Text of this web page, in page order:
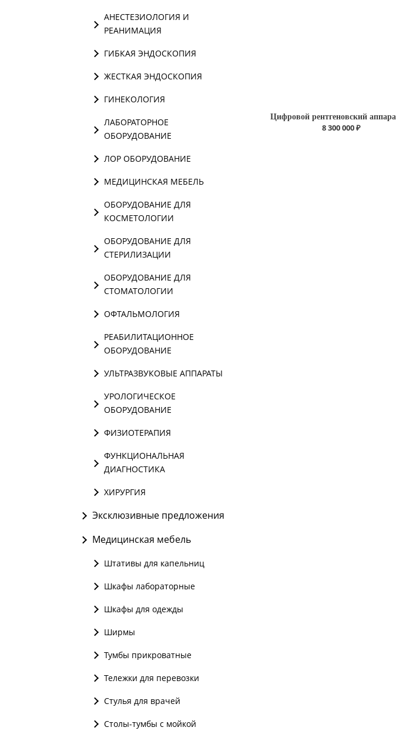
АНЕСТЕЗИОЛОГИЯ И
РЕАНИМАЦИЯ
ГИБКАЯ ЭНДОСКОПИЯ
ЖЕСТКАЯ ЭНДОСКОПИЯ
ГИНЕКОЛОГИЯ
ЛАБОРАТОРНОЕ
ОБОРУДОВАНИЕ
ЛОР ОБОРУДОВАНИЕ
МЕДИЦИНСКАЯ МЕБЕЛЬ
ОБОРУДОВАНИЕ ДЛЯ
КОСМЕТОЛОГИИ
ОБОРУДОВАНИЕ ДЛЯ
СТЕРИЛИЗАЦИИ
ОБОРУДОВАНИЕ ДЛЯ
СТОМАТОЛОГИИ
ОФТАЛЬМОЛОГИЯ
РЕАБИЛИТАЦИОННОЕ
ОБОРУДОВАНИЕ
УЛЬТРАЗВУКОВЫЕ АППАРАТЫ
УРОЛОГИЧЕСКОЕ
ОБОРУДОВАНИЕ
ФИЗИОТЕРАПИЯ
ФУНКЦИОНАЛЬНАЯ
ДИАГНОСТИКА
ХИРУРГИЯ
Эксклюзивные предложения
Медицинская мебель
Штативы для капельниц
Шкафы лабораторные
Шкафы для одежды
Ширмы
Тумбы прикроватные
Тележки для перевозки
Стулья для врачей
Столы-тумбы с мойкой
8 300 000 ₽